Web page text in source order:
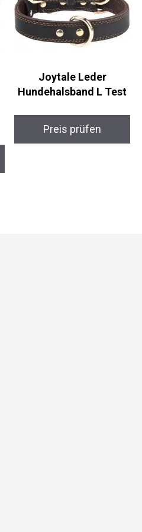
Joytale Leder
Hundehalsband L Test
Preis prüfen